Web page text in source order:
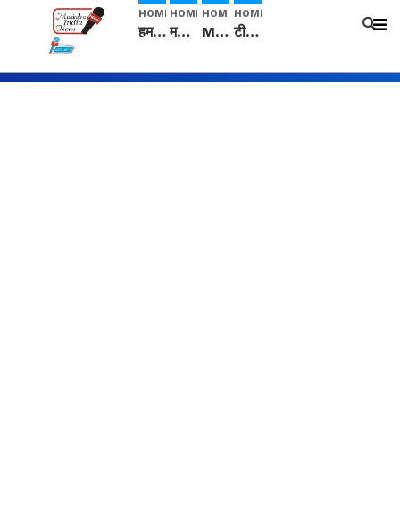
HOME
हम सनातनी..." सांसद kangana Ranaut से क्या बोली लड़की? Viral Jantar-Mantar | CJP protest
HOME
मनीषा हत्याकांड: हत्या, आत्महत्या या कोई बड़ा राज? | Full Story | Josh Haryana
HOME
Mangalsutra: हिंदू धर्म में शादी के बाद मंगलसूत्र क्यों पहनती है महिलाएं, किसने शुरु की ये परंपरा
HOME
टीम बीकेई ने एग्रीकल्चर ग्रेड की यूरिया खाद गट्टों में बदलकर टेक्निकल ग्रेड में बेचने वालों पर करवाई कार्रवाई: लखविंदर सिंह औलख